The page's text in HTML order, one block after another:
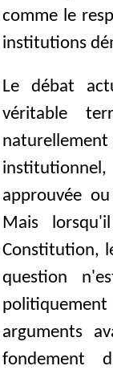
comme le
institutions
Le débat
véritable
approuvée
Mais
Constitution,
question
arguments
fondement